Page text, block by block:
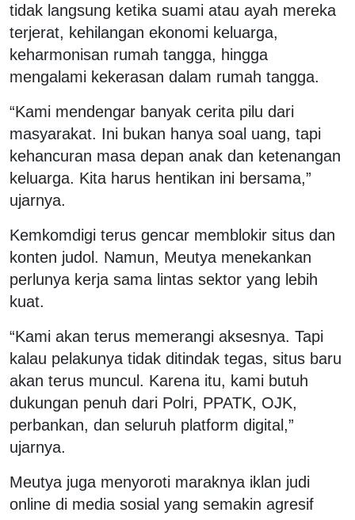
tidak langsung ketika suami atau ayah mereka
terjerat, kehilangan ekonomi keluarga,
keharmonisan rumah tangga, hingga
mengalami kekerasan dalam rumah tangga.
“Kami mendengar banyak cerita pilu dari
masyarakat. Ini bukan hanya soal uang, tapi
kehancuran masa depan anak dan ketenangan
keluarga. Kita harus hentikan ini bersama,”
ujarnya.
Kemkomdigi terus gencar memblokir situs dan
konten judol. Namun, Meutya menekankan
perlunya kerja sama lintas sektor yang lebih
kuat.
“Kami akan terus memerangi aksesnya. Tapi
kalau pelakunya tidak ditindak tegas, situs baru
akan terus muncul. Karena itu, kami butuh
dukungan penuh dari Polri, PPATK, OJK,
perbankan, dan seluruh platform digital,”
ujarnya.
Meutya juga menyoroti maraknya iklan judi
online di media sosial yang semakin agresif